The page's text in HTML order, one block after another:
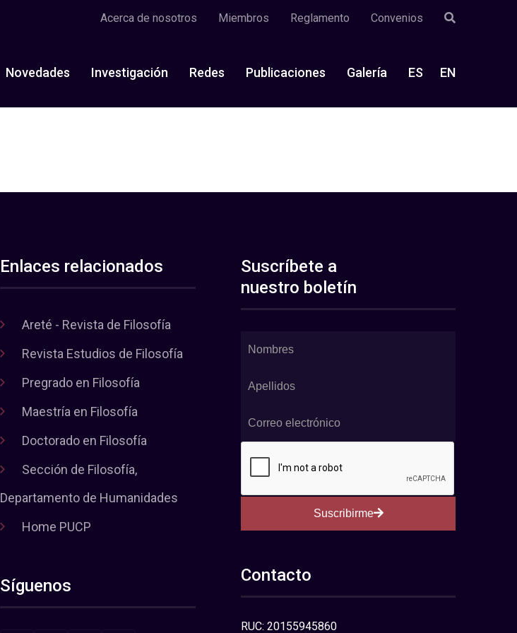
Acerca de nosotros Miembros Reglamento Convenios
Novedades Investigación Redes Publicaciones Galería ES EN
Enlaces relacionados
Areté - Revista de Filosofía
Revista Estudios de Filosofía
Pregrado en Filosofía
Maestría en Filosofía
Doctorado en Filosofía
Sección de Filosofía,
Departamento de Humanidades
Home PUCP
Síguenos
Suscríbete a
nuestro boletín
Suscribirme
Contacto
RUC: 20155945860